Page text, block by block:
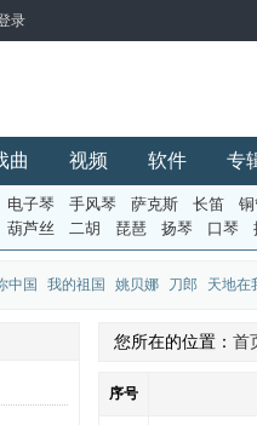
曲 视频 软件 专
电子琴 手风琴 萨克斯 长笛
葫芦丝 二胡 琵琶 扬琴 口琴
中国 我的祖国 姚贝娜 刀郎 天地在
您所在的位置： 首
序号